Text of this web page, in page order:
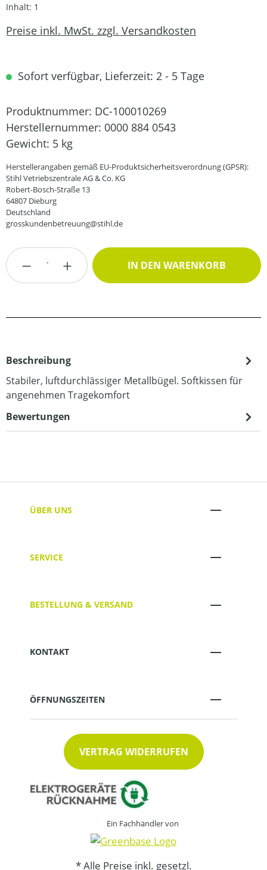
Inhalt: 1
Preise inkl. MwSt. zzgl. Versandkosten
Sofort verfügbar, Lieferzeit: 2 - 5 Tage
Produktnummer: DC-100010269
Herstellernummer: 0000 884 0543
Gewicht: 5 kg
Herstellerangaben gemäß EU-Produktsicherheitsverordnung (GPSR):
Stihl Vetriebszentrale AG & Co. KG
Robert-Bosch-Straße 13
64807 Dieburg
Deutschland
grosskundenbetreuung@stihl.de
Produkt Anzahl: Gib den gewünschten
IN DEN WARENKORB
Beschreibung
Stabiler, luftdurchlässiger Metallbügel. Softkissen für
angenehmen Tragekomfort
Bewertungen
ÜBER UNS
SERVICE
BESTELLUNG & VERSAND
KONTAKT
ÖFFNUNGSZEITEN
VERTRAG WIDERRUFEN
Ein Fachhändler von
* Alle Preise inkl. gesetzl.